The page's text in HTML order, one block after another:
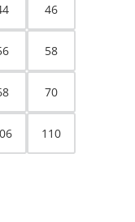
46
58
70
110